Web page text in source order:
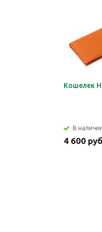
Кошелек
В наличии
4 600